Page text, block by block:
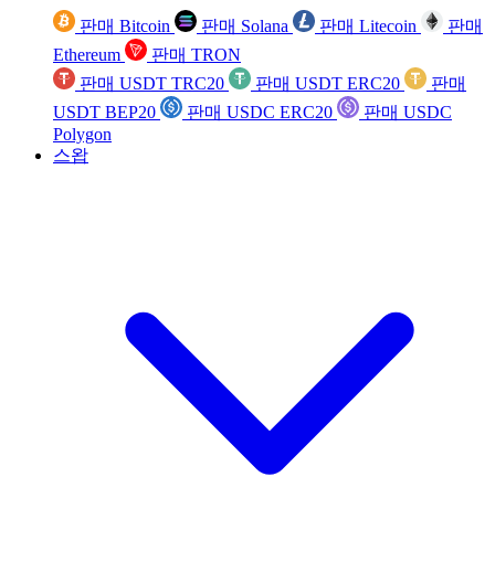
판매 Bitcoin 판매 Solana 판매 Litecoin
판매
Ethereum
판매 TRON
판매 USDT TRC20
판매 USDT ERC20
판매
USDT BEP20
판매 USDC ERC20
판매 USDC
Polygon
스왑